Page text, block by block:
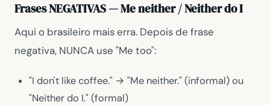
Frases NEGATIVAS — Me neither / Neither do I
Aqui o brasileiro mais erra. Depois de frase
negativa, NUNCA use "Me too":
"I don't like coffee." → "Me neither." (informal) ou
"Neither do I." (formal)